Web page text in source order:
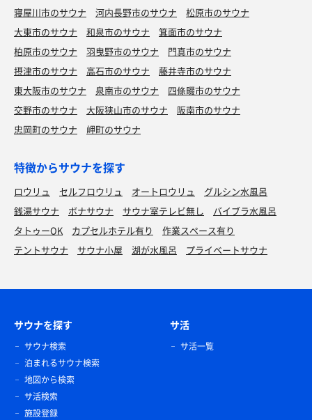
寝屋川市のサウナ
河内長野市のサウナ
松原市のサウナ
大東市のサウナ
和泉市のサウナ
箕面市のサウナ
柏原市のサウナ
羽曳野市のサウナ
門真市のサウナ
摂津市のサウナ
高石市のサウナ
藤井寺市のサウナ
東大阪市のサウナ
泉南市のサウナ
四條畷市のサウナ
交野市のサウナ
大阪狭山市のサウナ
阪南市のサウナ
忠岡町のサウナ
岬町のサウナ
特徴からサウナを探す
ロウリュ セルフロウリュ オートロウリュ
グルシン水風呂
銭湯サウナ
ボナサウナ サウナ室テレビ無し
バイブラ水風呂
タトゥーOK
カプセルホテル有り
作業スペース有り
テントサウナ
サウナ小屋 湖が水風呂 プライベートサウナ
サウナを探す
サウナ検索
泊まれるサウナ検索
地図から検索
サ活検索
施設登録
サ活
サ活一覧